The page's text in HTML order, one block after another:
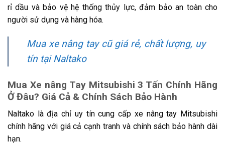
rỉ dầu và bảo vệ hệ thống thủy lực, đảm bảo an toàn cho
người sử dụng và hàng hóa.
Mua xe nâng tay cũ giá rẻ, chất lượng, uy
tín tại Naltako
Mua Xe nâng Tay Mitsubishi 3 Tấn Chính Hãng
Ở Đâu? Giá Cả & Chính Sách Bảo Hành
Naltako là địa chỉ uy tín cung cấp xe nâng tay Mitsubishi
chính hãng với giá cả cạnh tranh và chính sách bảo hành dài
hạn.